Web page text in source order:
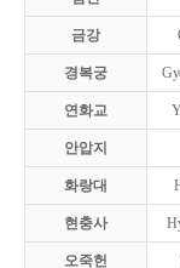
금강
경복궁
연화교
안압지
화랑대
현충사
오죽헌